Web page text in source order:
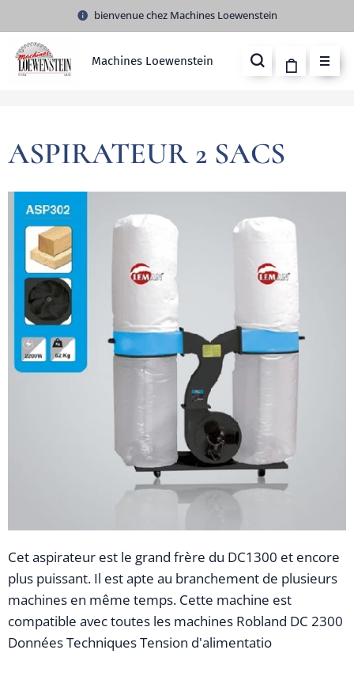
bienvenue chez Machines Loewenstein
Machines Loewenstein
ASPIRATEUR 2 SACS
Cet aspirateur est le grand frère du DC1300 et encore
plus puissant. Il est apte au branchement de plusieurs
machines en même temps. Cette machine est
compatible avec toutes les machines Robland DC 2300
Données Techniques Tension d'alimentatio